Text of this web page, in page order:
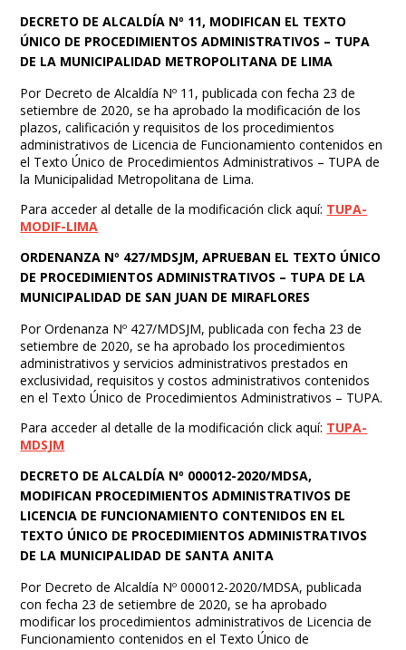
DECRETO DE ALCALDÍA Nº 11, MODIFICAN EL TEXTO
ÚNICO DE PROCEDIMIENTOS ADMINISTRATIVOS – TUPA
DE LA MUNICIPALIDAD METROPOLITANA DE LIMA
Por Decreto de Alcaldía Nº 11, publicada con fecha 23 de
setiembre de 2020, se ha aprobado la modificación de los
plazos, calificación y requisitos de los procedimientos
administrativos de Licencia de Funcionamiento contenidos en
el Texto Único de Procedimientos Administrativos – TUPA de
la Municipalidad Metropolitana de Lima.
Para acceder al detalle de la modificación click aquí: TUPA-
MODIF-LIMA
ORDENANZA Nº 427/MDSJM, APRUEBAN EL TEXTO ÚNICO
DE PROCEDIMIENTOS ADMINISTRATIVOS – TUPA DE LA
MUNICIPALIDAD DE SAN JUAN DE MIRAFLORES
Por Ordenanza Nº 427/MDSJM, publicada con fecha 23 de
setiembre de 2020, se ha aprobado los procedimientos
administrativos y servicios administrativos prestados en
exclusividad, requisitos y costos administrativos contenidos
en el Texto Único de Procedimientos Administrativos – TUPA.
Para acceder al detalle de la modificación click aquí: TUPA-
MDSJM
DECRETO DE ALCALDÍA Nº 000012-2020/MDSA,
MODIFICAN PROCEDIMIENTOS ADMINISTRATIVOS DE
LICENCIA DE FUNCIONAMIENTO CONTENIDOS EN EL
TEXTO ÚNICO DE PROCEDIMIENTOS ADMINISTRATIVOS
DE LA MUNICIPALIDAD DE SANTA ANITA
Por Decreto de Alcaldía Nº 000012-2020/MDSA, publicada
con fecha 23 de setiembre de 2020, se ha aprobado
modificar los procedimientos administrativos de Licencia de
Funcionamiento contenidos en el Texto Único de